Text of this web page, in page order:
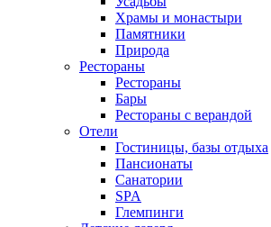
Храмы и монастыри
Памятники
Природа
Рестораны
Рестораны
Бары
Рестораны с верандой
Отели
Гостиницы, базы отдыха
Пансионаты
Санатории
SPA
Глемпинги